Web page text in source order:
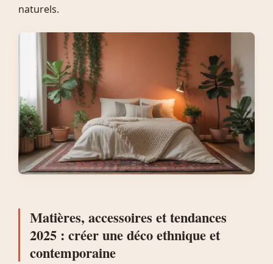
naturels.
Matières, accessoires et tendances
2025 : créer une déco ethnique et
contemporaine